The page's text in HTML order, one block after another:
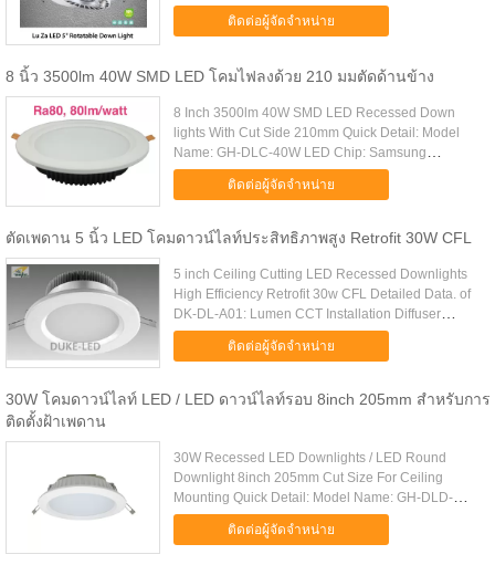
Power 30W Cut-out Hole Φ145 Product Dimension
Φ112*H156 Power Input 220-240V ......
ติดต่อผู้จัดจำหน่าย
8 นิ้ว 3500lm 40W SMD LED โคมไฟลงด้วย 210 มมตัดด้านข้าง
8 Inch 3500lm 40W SMD LED Recessed Down
lights With Cut Side 210mm Quick Detail: Model
Name: GH-DLC-40W LED Chip: Samsung
Consumption Power: 40W Driver: External Isolated
Driver Included Cut Size: 210mm (8 Inch...
ติดต่อผู้จัดจำหน่าย
ตัดเพดาน 5 นิ้ว LED โคมดาวน์ไลท์ประสิทธิภาพสูง Retrofit 30W CFL
5 inch Ceiling Cutting LED Recessed Downlights
High Efficiency Retrofit 30w CFL Detailed Data. of
DK-DL-A01: Lumen CCT Installation Diffuser
Warranty 570-620lm 2800-3200k Recessed
PS/PMMA 5 years 600-650lm 4000...
ติดต่อผู้จัดจำหน่าย
30W โคมดาวน์ไลท์ LED / LED ดาวน์ไลท์รอบ 8inch 205mm สำหรับการ
ติดตั้งฝ้าเพดาน
30W Recessed LED Downlights / LED Round
Downlight 8inch 205mm Cut Size For Ceiling
Mounting Quick Detail: Model Name: GH-DLD-
30W Consumption Power: 30W Dimension:
230*H85mm Cut Size: 205mm (8Inch) Beam
ติดต่อผู้จัดจำหน่าย